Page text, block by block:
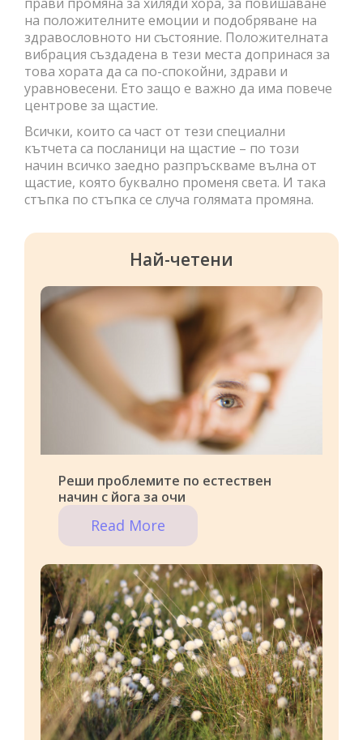
на положителните емоции и подобряване на
здравословното ни състояние. Положителната
вибрация създадена в тези места допринася за
това хората да са по-спокойни, здрави и
уравновесени. Ето защо е важно да има повече
центрове за щастие.
Всички, които са част от тези специални
кътчета са посланици на щастие – по този
начин всичко заедно разпръскваме вълна от
щастие, която буквално променя света. И така
стъпка по стъпка се случа голямата промяна.
Най-четени
Реши проблемите по естествен
начин с йога за очи
Read More